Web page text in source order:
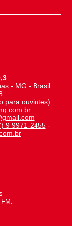
- MG - Brasil
para ouvintes)
9 9971-2455-